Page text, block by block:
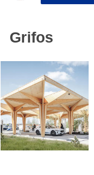
Grifos